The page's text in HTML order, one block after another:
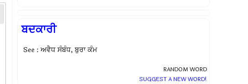
ਬਦਕਾਰੀ
See : ਅਵੈਧ ਸੰਬੰਧ, ਬੁਰਾ ਕੰਮ
RANDOM WORD
SUGGEST A NEW WORD!